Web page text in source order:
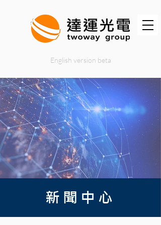
English version beta
新聞中心